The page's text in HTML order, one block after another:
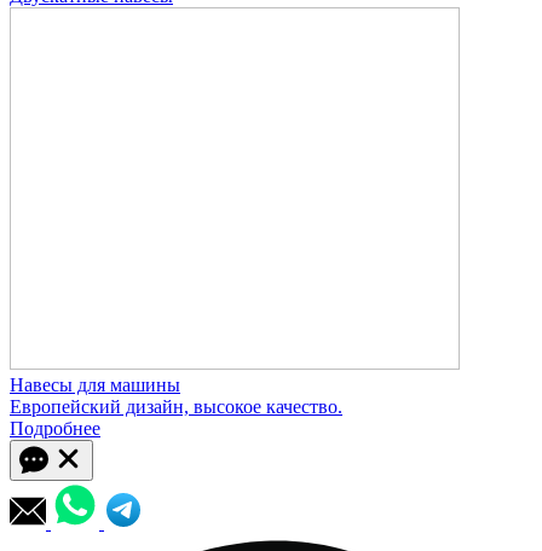
Навесы для машины
Европейский дизайн, высокое качество.
Подробнее